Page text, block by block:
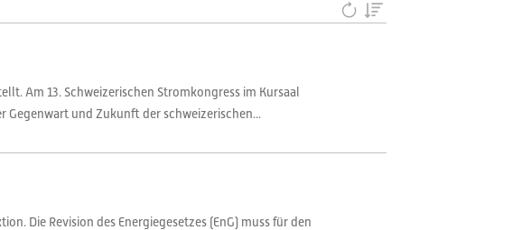
Am 13. Schweizerischen Stromkongress im Kursaal
und Zukunft der schweizerischen...
Die Revision des Energiegesetzes (EnG) muss für den